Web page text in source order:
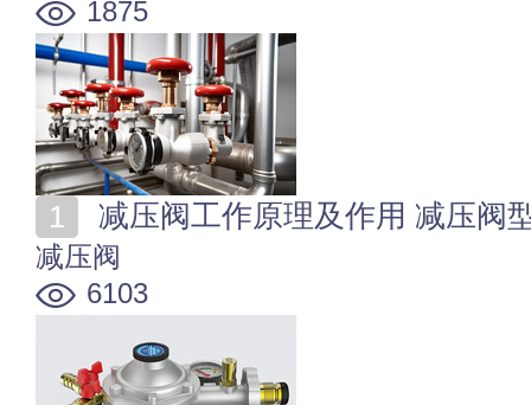
1875
减压阀工作原理及作用 减压阀
减压阀
6103